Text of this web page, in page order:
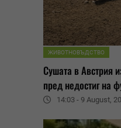
ЖИВОТНОВЪДСТВО
Сушата в Австрия
пред недостиг на
14:03 - 9 August,